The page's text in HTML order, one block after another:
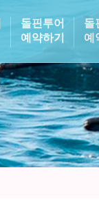
돌핀투어
예약하기
돌
예